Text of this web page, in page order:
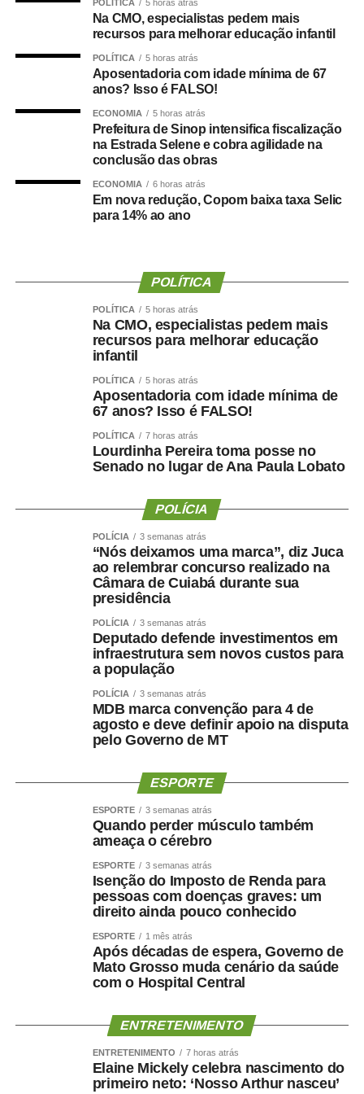
educação infantil passa pela discussão de vários temas,
como piso salarial dos docentes, concurso público,
recursos públicos para organizações sociais, o que
promoveria uma “terceirização da educação”. Segundo o
deputado, o dinheiro público precisa ser investido pelos
governos de forma eficiente e direta nas creches e
escolas públicas.
Na visão do professor Fábio Hoffmann Pereira,
pesquisador da Universidade Federal de Alagoas (Ufal) e
representante da Campanha Nacional pelo Direito à
educação infantil de qualidade passa, necessariamente,
pelo entendimento de que a educação é um direito social
e um dever do estado.
— Pensar o financiamento de creches e da educação
cumpra sua obrigação de implantar uma educação de
qualidade — disse o professor.
A coordenadora do Movimento Somos Todas
Professoras, Berta Lúcia Souza Lima, disse que quem
atua “no chão da creche” sabe da necessidade de mais
recursos para a educação infantil. Segundo ela, o desafio
do movimento é cobrar a implementação daLei 15.326,
, que reconhece os professores da educação
infantil como profissionais do magistério público.
— A educação infantil é a que precisa de mais recursos,
pois demanda mais profissionais, alimentação mais
saudável e materiais didáticos específicos. Estamos
trabalhando, fazendo nosso trabalho, formando cidadãos
Avanços
Para a presidente da Associação Nacional de Pesquisa
em Financiamento da Educação (Fineduca), professora
Adriana Dragone Silveira, a educação avançou muito no
Brasil com o Fundo de Manutenção e Desenvolvimento
da Educação Básica e de Valorização dos Profissionais
da Educação (Fundeb), criado em 2006. Ela apontou, no
entanto, que é preciso discutir a ampliação do
gasto, sem as limitações impostas pelo teto de gastos.
— Fica aqui a defesa de que é preciso retirar os recursos
da educação de dentro do arcabouço fiscal — registrou
POLÍTICA 5 horas atrás
Na CMO, especialistas pedem mais
recursos para melhorar educação infantil
POLÍTICA 5 horas atrás
Aposentadoria com idade mínima de 67
anos? Isso é FALSO!
ECONOMIA 5 horas atrás
Prefeitura de Sinop intensifica fiscalização
na Estrada Selene e cobra agilidade na
conclusão das obras
ECONOMIA 6 horas atrás
Em nova redução, Copom baixa taxa Selic
para 14% ao ano
POLÍTICA
POLÍTICA 5 horas atrás
Na CMO, especialistas pedem mais
recursos para melhorar educação
infantil
POLÍTICA 5 horas atrás
Aposentadoria com idade mínima de
67 anos? Isso é FALSO!
POLÍTICA 7 horas atrás
Lourdinha Pereira toma posse no
Senado no lugar de Ana Paula Lobato
POLÍCIA
POLÍCIA 3 semanas atrás
“Nós deixamos uma marca”, diz Juca
ao relembrar concurso realizado na
Câmara de Cuiabá durante sua
presidência
POLÍCIA 3 semanas atrás
Deputado defende investimentos em
infraestrutura sem novos custos para
a população
POLÍCIA 3 semanas atrás
MDB marca convenção para 4 de
agosto e deve definir apoio na disputa
pelo Governo de MT
ESPORTE
ESPORTE 3 semanas atrás
Quando perder músculo também
ameaça o cérebro
ESPORTE 3 semanas atrás
Isenção do Imposto de Renda para
pessoas com doenças graves: um
direito ainda pouco conhecido
ESPORTE 1 mês atrás
Após décadas de espera, Governo de
Mato Grosso muda cenário da saúde
com o Hospital Central
ENTRETENIMENTO
ENTRETENIMENTO 7 horas atrás
Elaine Mickely celebra nascimento do
primeiro neto: ‘Nosso Arthur nasceu’